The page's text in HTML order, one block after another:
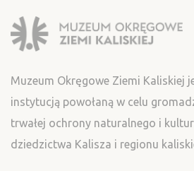
Muzeum Okręgowe Ziemi Kaliskiej
instytucją powołaną w celu
trwałej ochrony naturalnego i
dziedzictwa Kalisza i regionu